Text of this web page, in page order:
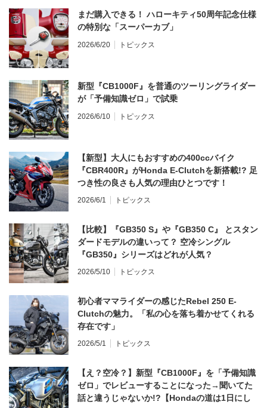
まだ購入できる！ ハローキティ50周年記念仕様
の特別な「スーパーカブ」
2026/6/20 トピックス
新型『CB1000F』を普通のツーリングライダー
が「予備知識ゼロ」で試乗
2026/6/10 トピックス
【新型】大人にもおすすめの400ccバイク
『CBR400R』がHonda E-Clutchを新搭載!? 足
つき性の良さも人気の理由ひとつです！
2026/6/1 トピックス
【比較】『GB350 S』や『GB350 C』 とスタン
ダードモデルの違いって？ 空冷シングル
『GB350』シリーズはどれが人気？
2026/5/10 トピックス
初心者ママライダーの感じたRebel 250 E-
Clutchの魅力。「私の心を落ち着かせてくれる
存在です」
2026/5/1 トピックス
【え？空冷？】新型『CB1000F』を「予備知識
ゼロ」でレビューすることになった→聞いてた
話と違うじゃないか!?【Hondaの道は1日にし